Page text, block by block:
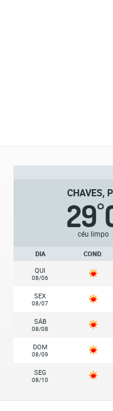
CHAVES,
29°
céu limpo
DIA COND.
QUI
08/06
SEX
08/07
SÁB
08/08
DOM
08/09
SEG
08/10